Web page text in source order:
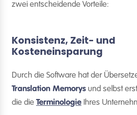
zwei entscheidende Vorteile:
Konsistenz, Zeit- und
Kosteneinsparung
Durch die Software hat der
Translation Memorys und selbst
die die Terminologie Ihres